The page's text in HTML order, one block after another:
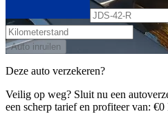
Auto inruilen
Deze auto verzekeren?
Veilig op weg? Sluit nu een
een scherp tarief en profiteer van: